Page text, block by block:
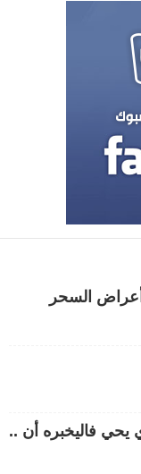
السحر
يحي فاليخبره أن ..